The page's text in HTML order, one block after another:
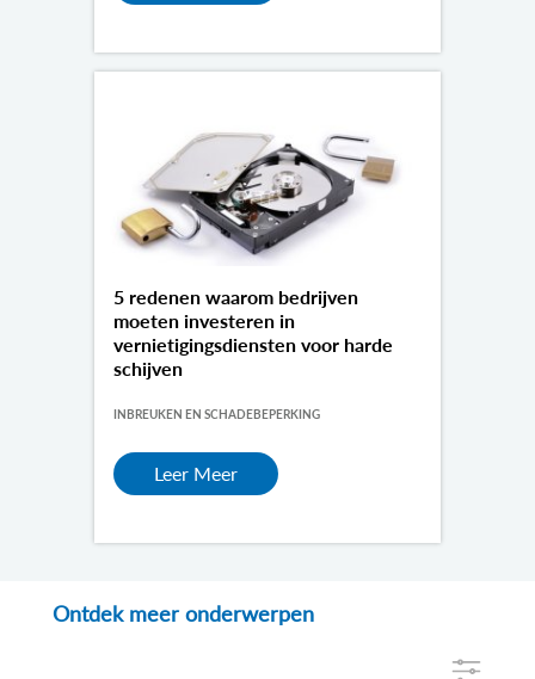
5 redenen waarom bedrijven
moeten investeren in
vernietigingsdiensten voor harde
schijven
INBREUKEN EN SCHADEBEPERKING
Leer Meer
Ontdek meer onderwerpen